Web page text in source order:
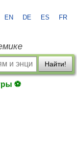
EN DE ES FR
Найти!
⚽